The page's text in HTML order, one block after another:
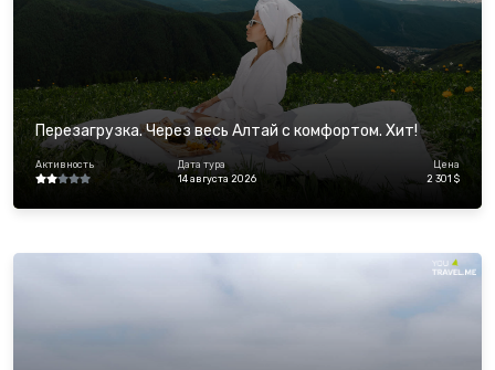
Перезагрузка. Через весь Алтай с комфортом. Хит!
Активность
Дата тура
14 августа 2026
Цена
2 301 $